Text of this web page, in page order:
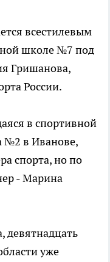
всестилевым
школе №7 под
Гришанова,
России.
в спортивной
№2 в Иванове,
спорта, но по
- Марина
девятнадцать
уже